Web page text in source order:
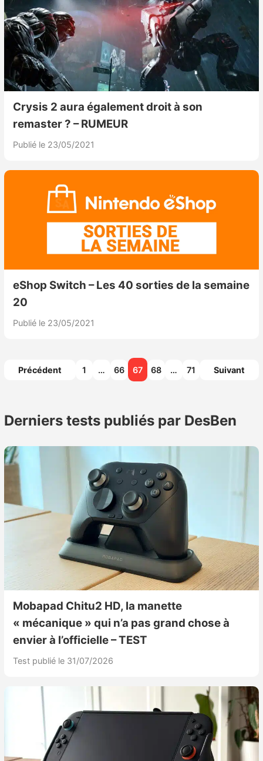
Crysis 2 aura également droit à son
remaster ? – RUMEUR
Publié le 23/05/2021
eShop Switch – Les 40 sorties de la semaine
20
Publié le 23/05/2021
Pagination
publications
Précédent 1 … 66 67 68 … 71 Suivant
Derniers tests publiés par DesBen
Mobapad Chitu2 HD, la manette
« mécanique » qui n’a pas grand chose à
envier à l’officielle – TEST
Test publié le 31/07/2026